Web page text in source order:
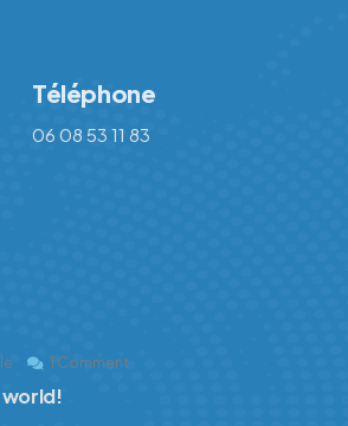
Téléphone
06 08 53 11 83
1 Comment
world!